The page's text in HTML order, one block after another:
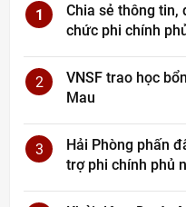
1
Chia sẻ thông tin,
chức phi chính
2
VNSF trao học
Mau
3
Hải Phòng phấn
trợ phi chính phủ